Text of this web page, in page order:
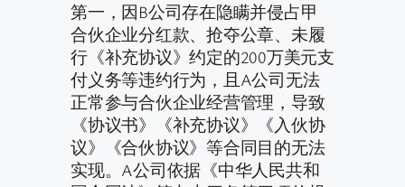
第一，因B公司存在隐瞒并侵占甲
合伙企业分红款、抢夺公章、未履
行《补充协议》约定的200万美元支
付义务等违约行为，且A公司无法
正常参与合伙企业经营管理，导致
《协议书》《补充协议》《入伙协
议》《合伙协议》等合同目的无法
实现。A公司依据《中华人民共和